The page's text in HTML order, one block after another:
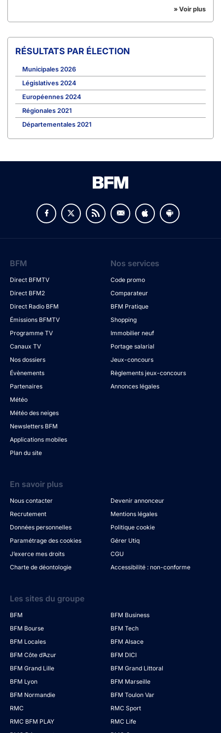
» Voir plus
RÉSULTATS PAR ÉLECTION
Municipales 2026
Législatives 2024
Européennes 2024
Régionales 2021
Départementales 2021
BFM
Direct BFMTV
Direct BFM2
Direct Radio BFM
Émissions BFMTV
Programme TV
Canaux TV
Nos dossiers
Évènements
Partenaires
Météo
Météo des neiges
Newsletters BFM
Applications mobiles
Plan du site
Nos services
Code promo
Comparateur
BFM Pratique
Shopping
Immobilier neuf
Portage salarial
Jeux-concours
Règlements jeux-concours
Annonces légales
En savoir plus
Nous contacter
Devenir annonceur
Recrutement
Mentions légales
Données personnelles
Politique cookie
Paramétrage des cookies
Gérer Utiq
J’exerce mes droits
CGU
Charte de déontologie
Accessibilité : non-conforme
Les sites du groupe
BFM
BFM Business
BFM Bourse
BFM Tech
BFM Locales
BFM Alsace
BFM Côte d’Azur
BFM DICI
BFM Grand Lille
BFM Grand Littoral
BFM Lyon
BFM Marseille
BFM Normandie
BFM Toulon Var
RMC
RMC Sport
RMC BFM PLAY
RMC Life